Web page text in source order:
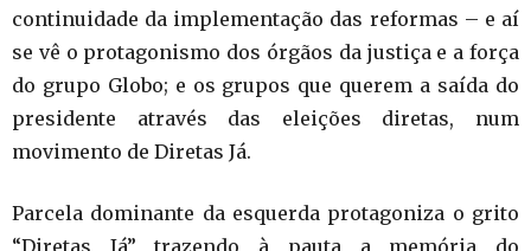
continuidade da implementação das reformas – e aí
se vê o protagonismo dos órgãos da justiça e a força
do grupo Globo; e os grupos que querem a saída do
presidente através das eleições diretas, num
movimento de Diretas Já.
Parcela dominante da esquerda protagoniza o grito
“Diretas Já” trazendo à pauta a memória do